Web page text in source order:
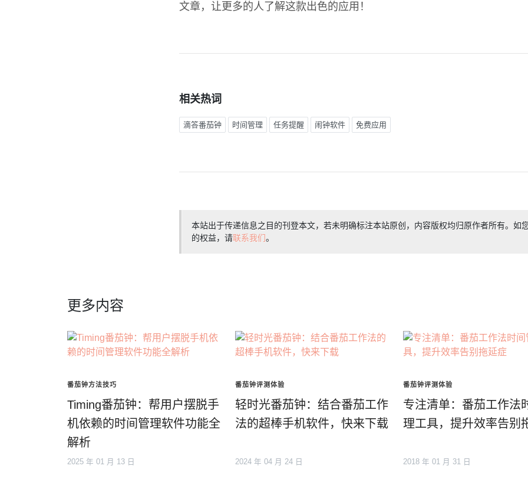
文章，让更多的人了解这款出色的应用！
相关热词
滴答番茄钟 时间管理 任务提醒 闹钟软件 免费应用
本站出于传递信息之目的刊登本文，若未明确标注本站原创，内容版权均归原作者所有。如
的权益，请联系我们。
更多内容
番茄钟方法技巧
Timing番茄钟：帮用户摆脱手
机依赖的时间管理软件功能全
解析
2025 年 01 月 13 日
番茄钟评测体验
轻时光番茄钟：结合番茄工作
法的超棒手机软件，快来下载
2024 年 04 月 24 日
番茄钟评测体验
专注清单：番茄工作法
理工具，提升效率告别
2018 年 01 月 31 日